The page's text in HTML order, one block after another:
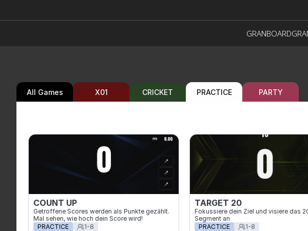
GRANBOARD
All Games X01 CRICKET PRACTICE PARTY
COUNT UP
Getroffene Scores werden als Punkte gezählt.
Mal sehen, wie hoch dein Score wird!
PRACTICE
1-8
TARGET 20
Fokussiere dein Ziel und visiere das
Segment an
PRACTICE
1-8